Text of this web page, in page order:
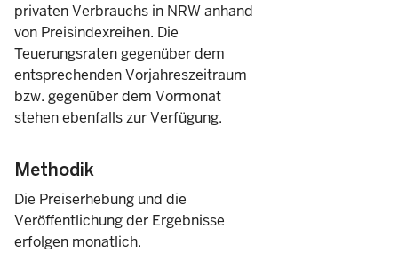
2024 Jahresdurchschnitt
Dezember
November
September
privaten Verbrauchs in NRW anhand
von Preisindexreihen. Die
Teuerungsraten gegenüber dem
entsprechenden Vorjahreszeitraum
bzw. gegenüber dem Vormonat
stehen ebenfalls zur Verfügung.
Methodik
Die Preiserhebung und die
Veröffentlichung der Ergebnisse
erfolgen monatlich.